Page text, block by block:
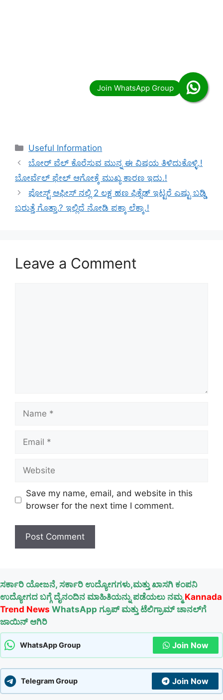
Categories
Useful Information
ಬೋರ್ ವೆಲ್ ಕೊರೆಸುವ ಮುನ್ನ ಈ ವಿಷಯ ತಿಳಿದುಕೊಳ್ಳಿ.!
ಬೋರ್ವೆಲ್ ಫೇಲ್ ಆಗೋಕ್ಕೆ ಮುಖ್ಯ ಕಾರಣ ಇದು.!
ಪೋಸ್ಟ್ ಆಫೀಸ್ ನಲ್ಲಿ 2 ಲಕ್ಷ ಹಣ ಫಿಕ್ಸೆಡ್ ಇಟ್ಟರೆ ಎಷ್ಟು ಬಡ್ಡಿ
ಬರುತ್ತೆ ಗೊತ್ತಾ.? ಇಲ್ಲಿದೆ ನೋಡಿ ಪಕ್ಕಾ ಲೆಕ್ಕಾ.!
Leave a Comment
Name
Email
Website
Save my name, email, and website in this
browser for the next time I comment.
ಸರ್ಕಾರಿ ಯೋಜನೆ, ಸರ್ಕಾರಿ ಉದ್ಯೋಗಗಳು,ಮತ್ತು ಖಾಸಗಿ ಕಂಪನಿ
ಉದ್ಯೋಗದ ಬಗ್ಗೆ ದೈನಂದಿನ ಮಾಹಿತಿಯನ್ನು ಪಡೆಯಲು ನಮ್ಮ Kannada
Trend News WhatsApp ಗ್ರೂಪ್ ಮತ್ತು ಟೆಲಿಗ್ರಾಮ್ ಚಾನಲ್‌ಗೆ
ಜಾಯಿನ್ ಆಗಿರಿ
WhatsApp Group Join Now
Telegram Group Join Now